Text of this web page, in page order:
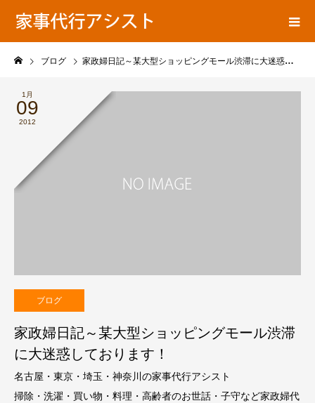
家事代行ブログ
シ
ス
ト
の
ブログ 家政婦日記～某大型ショッピングモール渋滞に大迷惑しております！
1月
09
2012
ブログ
家政婦日記～某大型ショッピングモール渋滞
に大迷惑しております！
名古屋・東京・埼玉・神奈川の家事代行アシスト
掃除・洗濯・買い物・料理・高齢者のお世話・子守など家政婦代